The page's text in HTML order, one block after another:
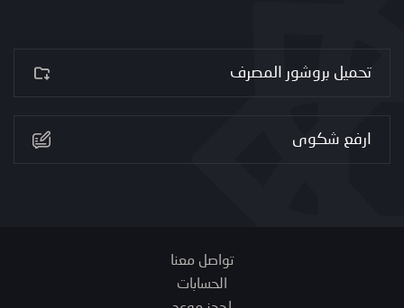
تحميل بروشور المصرف
ارفع شكوى
تواصل معنا
الحسابات